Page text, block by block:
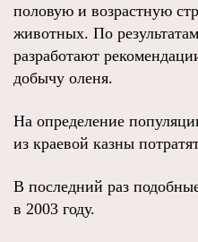
половую и возрастную
животных. По
разработают
добычу оленя.
На определение
из краевой казны
В последний раз
в 2003 году.